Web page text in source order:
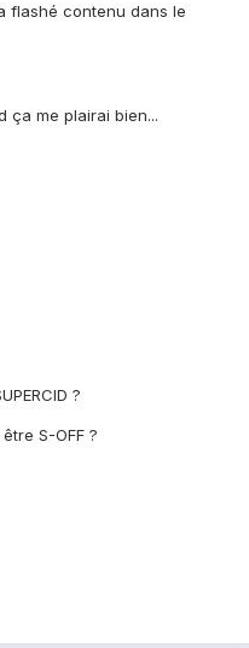
flashé contenu dans le
ça me plairai bien...
?
S-OFF ?